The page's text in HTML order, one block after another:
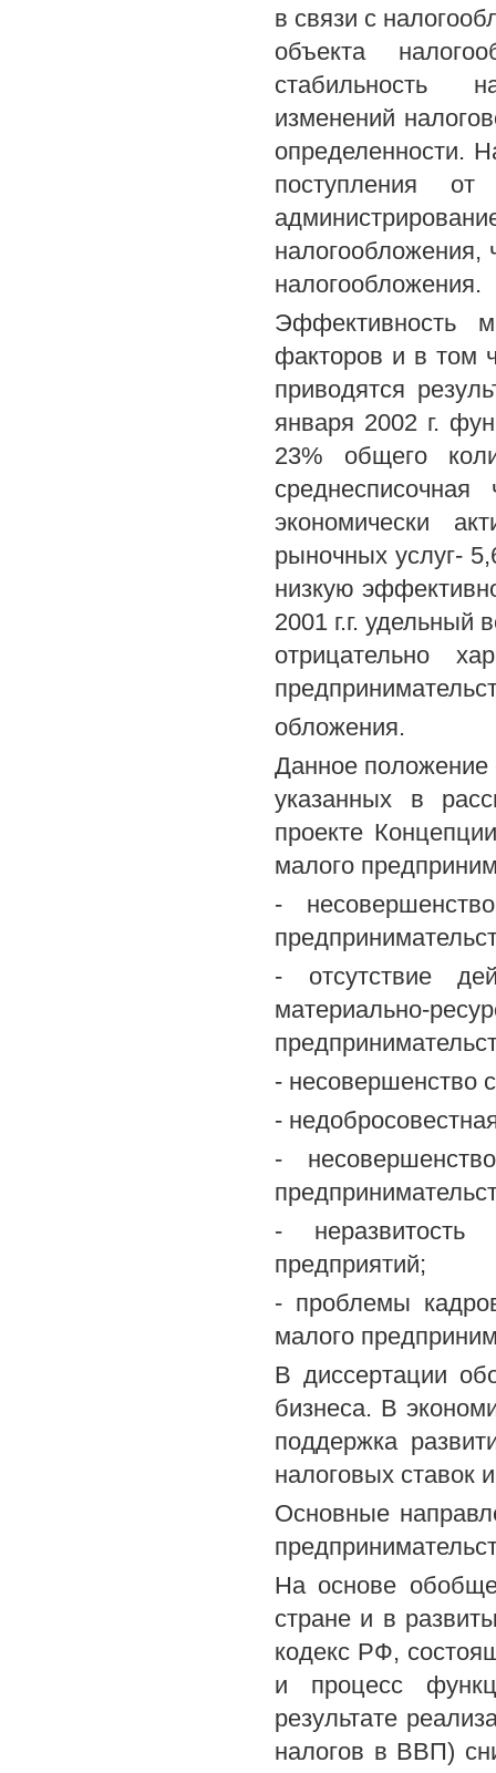
в связи с
объекта
стабильность
изменений
определенности.
поступления
налогообложения.
Эффективность
факторов и в том
приводятся
января 2002 г.
23% общего
экономически
рыночных услуг-
низкую
2001 г.г. удельный
отрицательно
обложения.
Данное положение
указанных в
проекте
малого
-
- отсутствие
материально-
- несовершенство
-
-
-
предприятий;
- проблемы
малого
В диссертации
бизнеса. В
поддержка
налоговых ставок
Основные
На основе
стране и в
кодекс РФ,
и процесс
результате
налогов в ВВП)